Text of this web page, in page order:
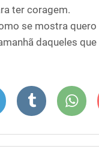
ter coragem.
se mostra quero
daqueles